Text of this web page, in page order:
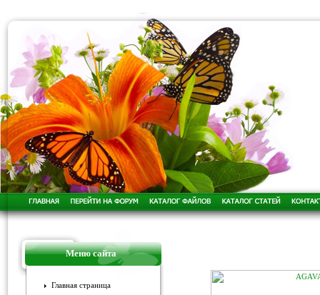
Меню сайта
Главная страница